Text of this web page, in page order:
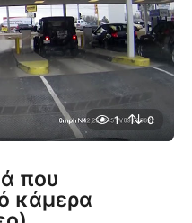
1 0
που
κάμερα